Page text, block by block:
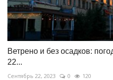
Ветрено и без осадков:
22...
Сентябрь 22, 2023 0 120